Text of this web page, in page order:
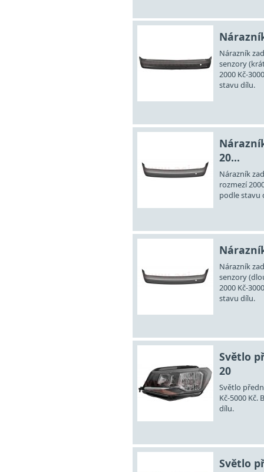
Nárazník
senzory
2000 Kč-
stavu dílu.
20...
Nárazník
rozmezí
podle stavu
Nárazník
senzory
2000 Kč-
stavu dílu.
Světlo
20
Světlo
Kč-5000 Kč.
dílu.
Světlo